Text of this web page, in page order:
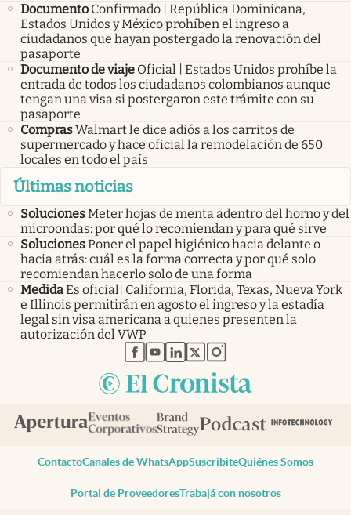
Documento Confirmado | República Dominicana,
Estados Unidos y México prohíben el ingreso a
ciudadanos que hayan postergado la renovación del
pasaporte
Documento de viaje Oficial | Estados Unidos prohíbe la
entrada de todos los ciudadanos colombianos aunque
tengan una visa si postergaron este trámite con su
pasaporte
ComprasWalmart le dice adiós a los carritos de
supermercado y hace oficial la remodelación de 650
locales en todo el país
Últimas noticias
SolucionesMeter hojas de menta adentro del horno y del
microondas: por qué lo recomiendan y para qué sirve
SolucionesPoner el papel higiénico hacia delante o
hacia atrás: cuál es la forma correcta y por qué solo
recomiendan hacerlo solo de una forma
MedidaEs oficial| California, Florida, Texas, Nueva York
e Illinois permitirán en agosto el ingreso y la estadía
legal sin visa americana a quienes presenten la
autorización del VWP
abre en nueva pestaña
abre en nueva pestaña
abre en nueva pestaña
abre en nueva pestaña
abre en nueva pestaña
ContactoCanales de WhatsAppSuscribiteQuiénes Somos
Portal de ProveedoresTrabajá con nosotros